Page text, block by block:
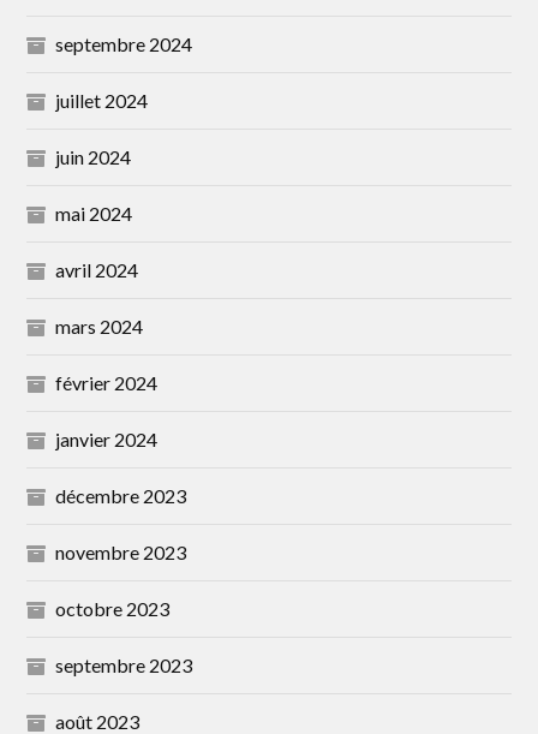
septembre 2024
juillet 2024
juin 2024
mai 2024
avril 2024
mars 2024
février 2024
janvier 2024
décembre 2023
novembre 2023
octobre 2023
septembre 2023
août 2023